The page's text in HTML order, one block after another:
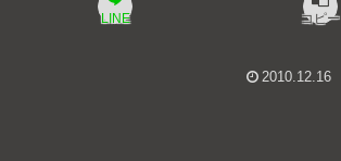
LINE コピー
2010.12.16